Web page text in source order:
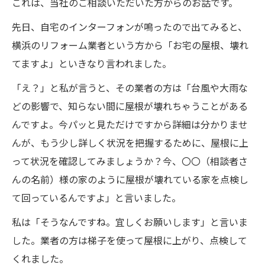
先日、自宅のインターフォンが鳴ったので出てみると、
横浜のリフォーム業者という方から「お宅の屋根、壊れ
てますよ」といきなり言われました。
「え？」と私が言うと、その業者の方は「台風や大雨な
どの影響で、知らない間に屋根が壊れちゃうことがある
んですよ。今パッと見ただけですから詳細は分かりませ
んが、もう少し詳しく状況を把握するために、屋根に上
って状況を確認してみましょうか？今、〇〇（相談者さ
んの名前）様の家のように屋根が壊れている家を点検し
て回っているんですよ」と言いました。
私は「そうなんですね。宜しくお願いします」と言いま
した。業者の方は梯子を使って屋根に上がり、点検して
くれました。